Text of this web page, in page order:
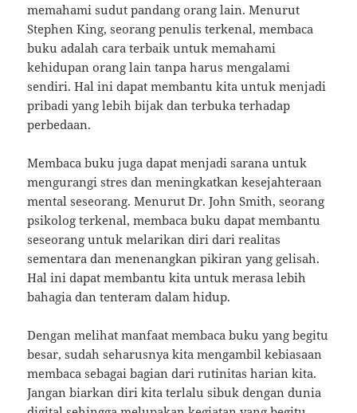
memahami sudut pandang orang lain. Menurut
Stephen King, seorang penulis terkenal, membaca
buku adalah cara terbaik untuk memahami
kehidupan orang lain tanpa harus mengalami
sendiri. Hal ini dapat membantu kita untuk menjadi
pribadi yang lebih bijak dan terbuka terhadap
perbedaan.
Membaca buku juga dapat menjadi sarana untuk
mengurangi stres dan meningkatkan kesejahteraan
mental seseorang. Menurut Dr. John Smith, seorang
psikolog terkenal, membaca buku dapat membantu
seseorang untuk melarikan diri dari realitas
sementara dan menenangkan pikiran yang gelisah.
Hal ini dapat membantu kita untuk merasa lebih
bahagia dan tenteram dalam hidup.
Dengan melihat manfaat membaca buku yang begitu
besar, sudah seharusnya kita mengambil kebiasaan
membaca sebagai bagian dari rutinitas harian kita.
Jangan biarkan diri kita terlalu sibuk dengan dunia